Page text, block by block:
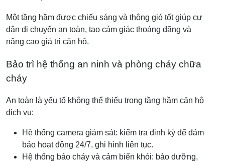
Một tầng hầm được chiếu sáng và thông gió tốt giúp cư
dân di chuyển an toàn, tạo cảm giác thoáng đãng và
nâng cao giá trị căn hộ.
Bảo trì hệ thống an ninh và phòng cháy chữa
cháy
An toàn là yếu tố không thể thiếu trong tầng hầm căn hộ
dịch vụ:
Hệ thống camera giám sát: kiểm tra định kỳ để đảm
bảo hoạt động 24/7, ghi hình liên tục.
Hệ thống báo cháy và cảm biến khói: bảo dưỡng,